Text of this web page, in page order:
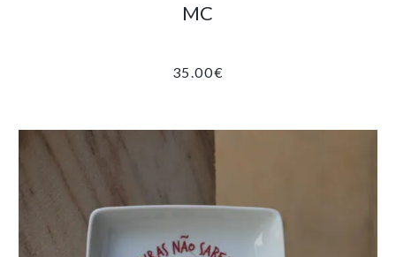
MC
35.00€